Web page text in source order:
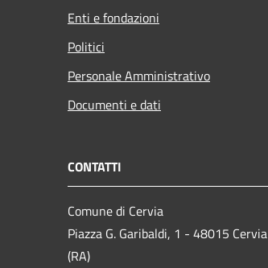
Enti e fondazioni
Politici
Personale Amministrativo
Documenti e dati
CONTATTI
Comune di Cervia
Piazza G. Garibaldi, 1 - 48015 Cervia
(RA)